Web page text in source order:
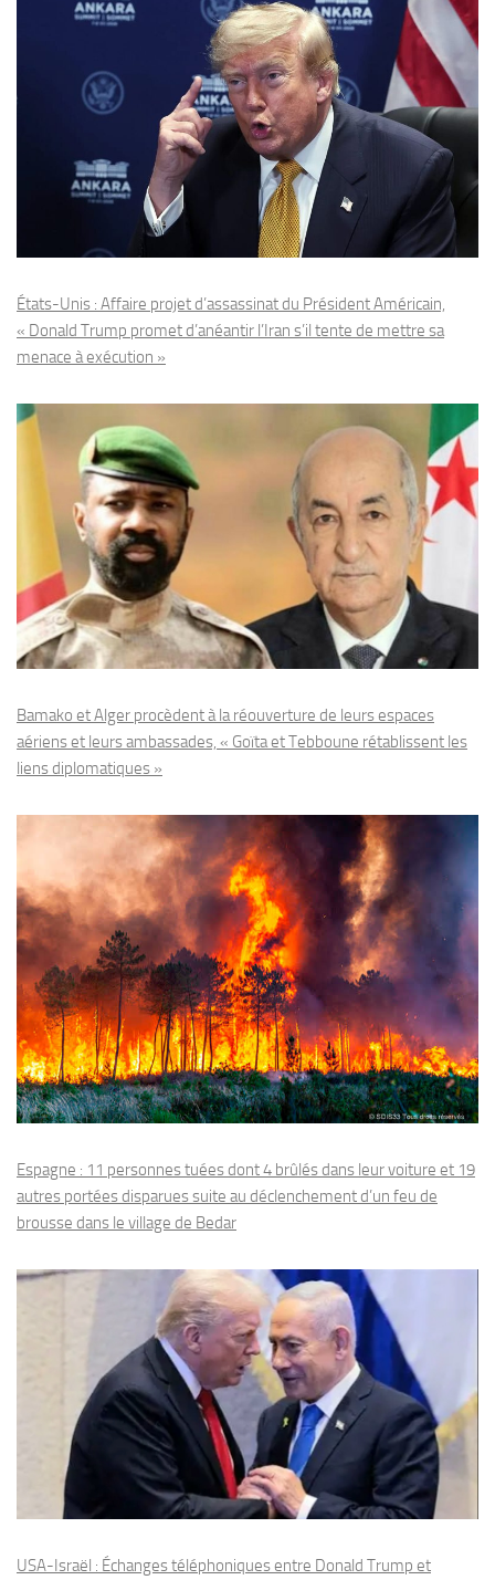
États-Unis : Affaire projet d’assassinat du Président Américain,
« Donald Trump promet d’anéantir l’Iran s’il tente de mettre sa
menace à exécution »
Bamako et Alger procèdent à la réouverture de leurs espaces
aériens et leurs ambassades, « Goïta et Tebboune rétablissent les
liens diplomatiques »
Espagne : 11 personnes tuées dont 4 brûlés dans leur voiture et 19
autres portées disparues suite au déclenchement d’un feu de
brousse dans le village de Bedar
USA-Israël : Échanges téléphoniques entre Donald Trump et